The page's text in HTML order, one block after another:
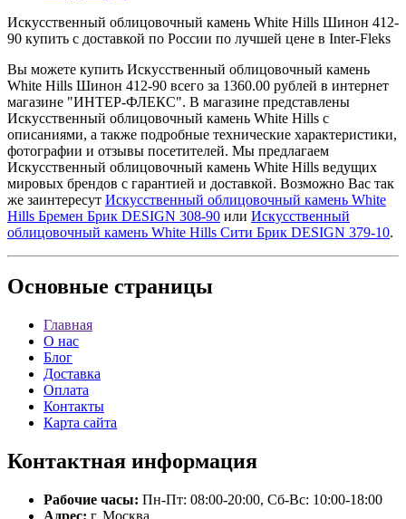
Искусственный облицовочный камень White Hills Шинон 412-
90 купить с доставкой по России по лучшей цене в Inter-Fleks
Вы можете купить Искусственный облицовочный камень
White Hills Шинон 412-90 всего за 1360.00 рублей в интернет
магазине "ИНТЕР-ФЛЕКС". В магазине представлены
Искусственный облицовочный камень White Hills с
описаниями, а также подробные технические характеристики,
фотографии и отзывы посетителей. Мы предлагаем
Искусственный облицовочный камень White Hills ведущих
мировых брендов с гарантией и доставкой. Возможно Вас так
же заинтересут Искусственный облицовочный камень White
Hills Бремен Брик DESIGN 308-90 или Искусственный
облицовочный камень White Hills Сити Брик DESIGN 379-10.
Основные страницы
Главная
О нас
Блог
Доставка
Оплата
Контакты
Карта сайта
Контактная информация
Рабочие часы: Пн-Пт: 08:00-20:00, Сб-Вс: 10:00-18:00